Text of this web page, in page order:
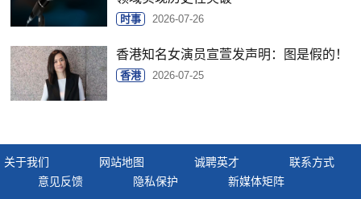
时事 2026-07-26
香港知名女演员宣萱发声明：图是假的！
香港 2026-07-25
关于我们 网站地图 诚聘英才
联系方式
意见反馈
隐私保护 新媒体矩阵